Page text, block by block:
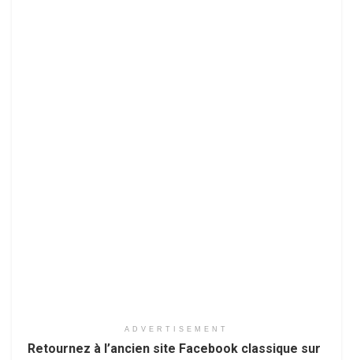
ADVERTISEMENT
Retournez à l’ancien site Facebook classique sur